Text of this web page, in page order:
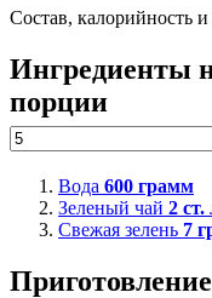
Состав, калорийность
Ингредиенты
порции
Вода 600 грамм
Зеленый чай 2
Свежая зелень 7
Приготовление